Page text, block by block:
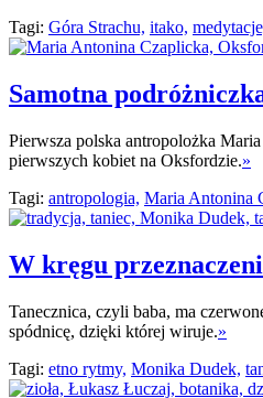
Tagi: Góra Strachu, itako,
Samotna
Pierwsza polska antropolożka
pierwszych kobiet na Oksfordzie.»
Tagi: antropologia, Maria Antonina
W kręgu
Tanecznica, czyli baba, ma
spódnicę, dzięki której wiruje.»
Tagi: etno rytmy, Monika Dudek,